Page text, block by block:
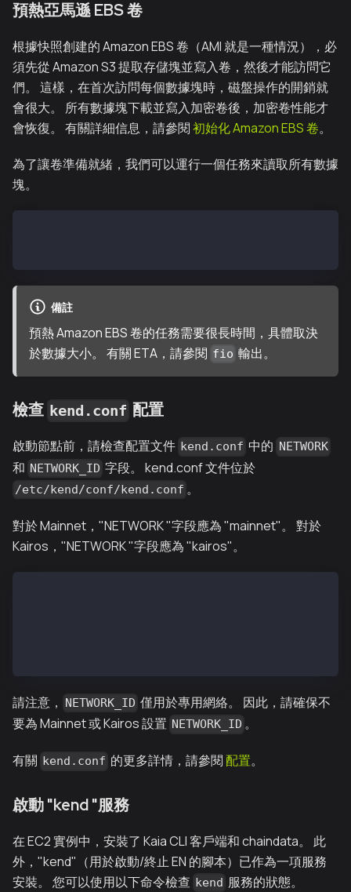
預熱亞馬遜 EBS 卷
根據快照創建的 Amazon EBS 卷（AMI 就是一種情況），必
須先從 Amazon S3 提取存儲塊並寫入卷，然後才能訪問它
們。 這樣，在首次訪問每個數據塊時，磁盤操作的開銷就
會很大。 所有數據塊下載並寫入加密卷後，加密卷性能才
會恢復。 有關詳細信息，請參閱初始化 Amazon EBS 卷。
為了讓卷準備就緒，我們可以運行一個任務來讀取所有數據
塊。
備註
預熱 Amazon EBS 卷的任務需要很長時間，具體取決
於數據大小。 有關 ETA，請參閱 fio 輸出。
檢查 kend.conf 配置
啟動節點前，請檢查配置文件 kend.conf 中的 NETWORK
和 NETWORK_ID 字段。 kend.conf 文件位於
/etc/kend/conf/kend.conf 。
對於 Mainnet，"NETWORK "字段應為 "mainnet"。 對於
Kairos，"NETWORK "字段應為 "kairos"。
請注意， NETWORK_ID 僅用於專用網絡。 因此，請確保不
要為 Mainnet 或 Kairos 設置 NETWORK_ID 。
有關 kend.conf 的更多詳情，請參閱 配置。
啟動 "kend "服務
在 EC2 實例中，安裝了 Kaia CLI 客戶端和 chaindata。 此
外，"kend"（用於啟動/終止 EN 的腳本）已作為一項服務
安裝。 您可以使用以下命令檢查 kend 服務的狀態。